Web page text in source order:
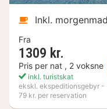
Inkl. morgenmad
Fra
1309 kr.
Pris per nat , 2 voksne
inkl. turistskat
ekskl. ekspeditionsgebyr -
79 kr. per reservation